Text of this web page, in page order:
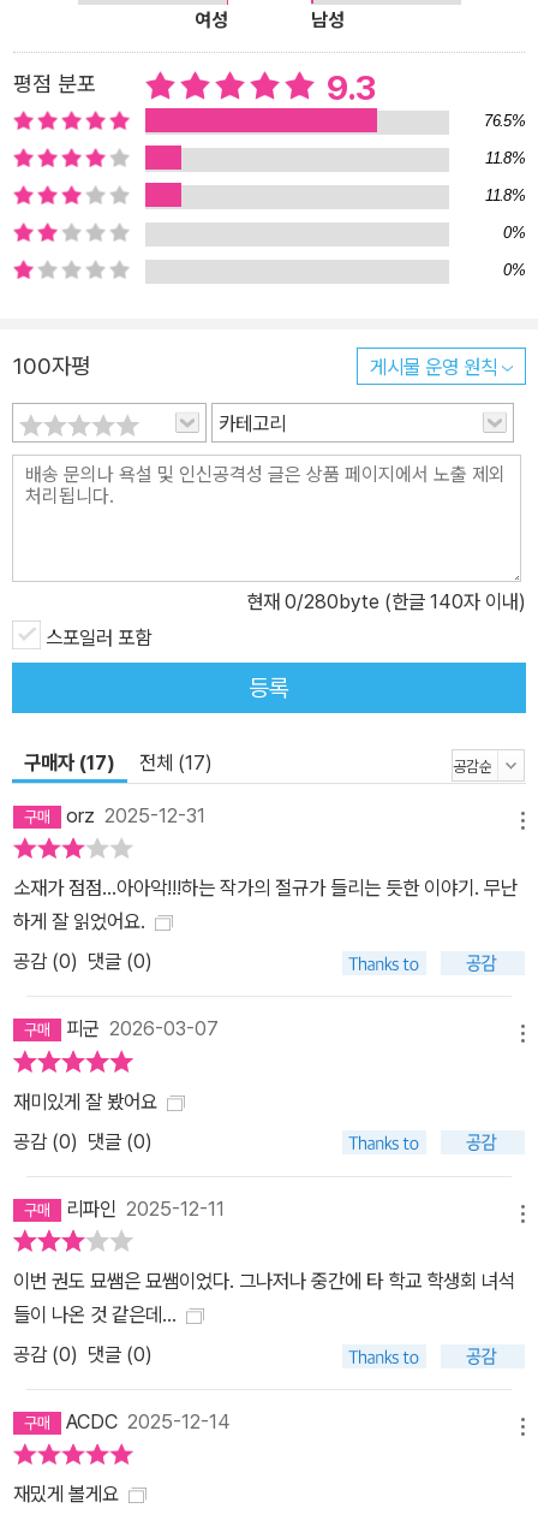
여성
남성
평점 분포 9.3
76.5%
11.8%
11.8%
0%
0%
100자평 게시물 운영 원칙
카테고리
현재 0/280byte (한글 140자 이내)
스포일러 포함
등록
구매자 (17) 전체 (17)
orz 2025-12-31
소재가 점점...아아악!!!하는 작가의 절규가 들리는 듯한 이야기. 무난
하게 잘 읽었어요.
공감 (0) 댓글 (0)
피군 2026-03-07
재미있게 잘 봤어요
공감 (0) 댓글 (0)
리파인 2025-12-11
이번 권도 묘쌤은 묘쌤이었다. 그나저나 중간에 타 학교 학생회 녀석
들이 나온 것 같은데...
공감 (0) 댓글 (0)
ACDC 2025-12-14
재밌게 볼게요